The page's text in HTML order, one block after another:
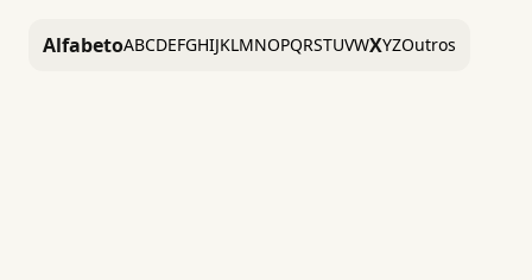
AlfabetoABCDEFGHIJKLMNOPQRSTUVWXYZOutros